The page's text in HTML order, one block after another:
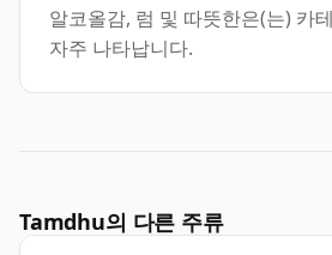
알코올감, 럼 및 따뜻한은(는) 카
자주 나타납니다.
Tamdhu의 다른 주류